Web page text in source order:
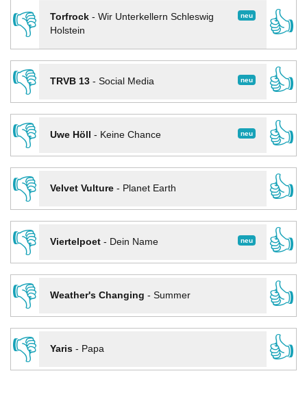
👎
neu
Torfrock- Wir Unterkellern Schleswig
Holstein
👍
👎
neu
TRVB 13- Social Media
👍
👎
neu
Uwe Höll - Keine Chance
👍
👎
Velvet Vulture- Planet Earth
👍
👎
neu
Viertelpoet- Dein Name
👍
👎
Weather's Changing - Summer
👍
👎
Yaris- Papa 👍